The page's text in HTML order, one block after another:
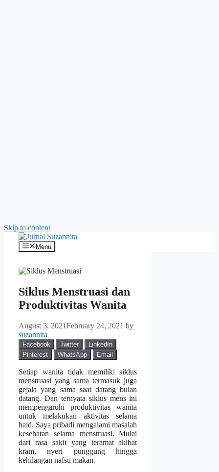
Skip to content
Menu
Siklus Menstruasi dan
Produktivitas Wanita
August 3, 2021February 24, 2021 by
suzannita
Facebook Twitter
LinkedIn
Pinterest
WhatsApp Email
Setiap wanita tidak memiliki siklus
menstruasi yang sama termasuk juga
gejala yang sama saat datang bulan
datang. Dan ternyata siklus mens ini
mempengaruhi produktivitas wanita
untuk melakukan aktivitas selama
haid. Saya pribadi mengalami masalah
kesehatan selama menstruasi. Mulai
dari rasa sakit yang teramat akibat
kram, nyeri punggung hingga
kehilangan nafsu makan.